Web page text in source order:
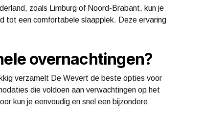
zoals Limburg of Noord-Brabant, kun je
tot een comfortabele slaapplek. Deze ervaring
overnachtingen?
verzamelt De Wevert de beste opties voor
die voldoen aan verwachtingen op het
kun je eenvoudig en snel een bijzondere